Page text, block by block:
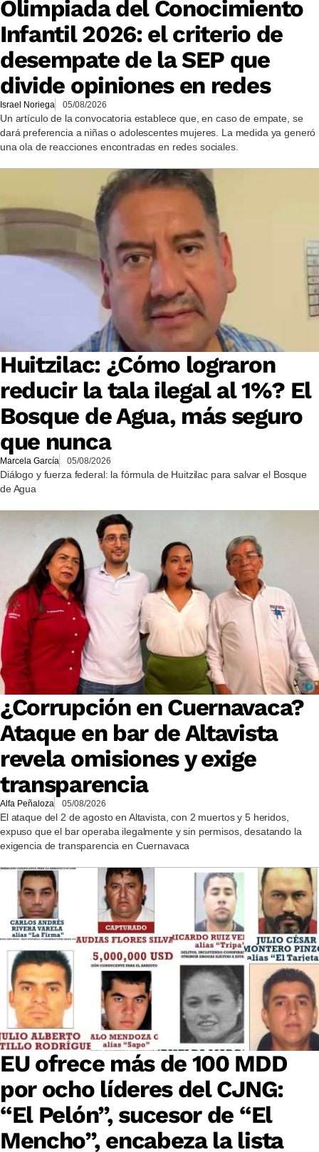
Olimpiada del Conocimiento
Infantil 2026: el criterio de
desempate de la SEP que
divide opiniones en redes
Israel Noriega 05/08/2026
Un artículo de la convocatoria establece que, en caso de empate, se
dará preferencia a niñas o adolescentes mujeres. La medida ya generó
una ola de reacciones encontradas en redes sociales.
Huitzilac: ¿Cómo lograron
reducir la tala ilegal al 1%? El
Bosque de Agua, más seguro
que nunca
Marcela García 05/08/2026
Diálogo y fuerza federal: la fórmula de Huitzilac para salvar el Bosque
de Agua
¿Corrupción en Cuernavaca?
Ataque en bar de Altavista
revela omisiones y exige
transparencia
Alfa Peñaloza 05/08/2026
El ataque del 2 de agosto en Altavista, con 2 muertos y 5 heridos,
expuso que el bar operaba ilegalmente y sin permisos, desatando la
exigencia de transparencia en Cuernavaca
EU ofrece más de 100 MDD
por ocho líderes del CJNG:
“El Pelón”, sucesor de “El
Mencho”, encabeza la lista